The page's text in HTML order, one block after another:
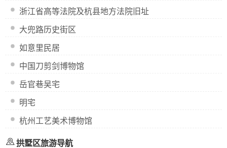
浙江省高等法院及杭县地方法院旧址
大兜路历史街区
如意里民居
中国刀剪剑博物馆
岳官巷吴宅
明宅
杭州工艺美术博物馆
拱墅区旅游导航